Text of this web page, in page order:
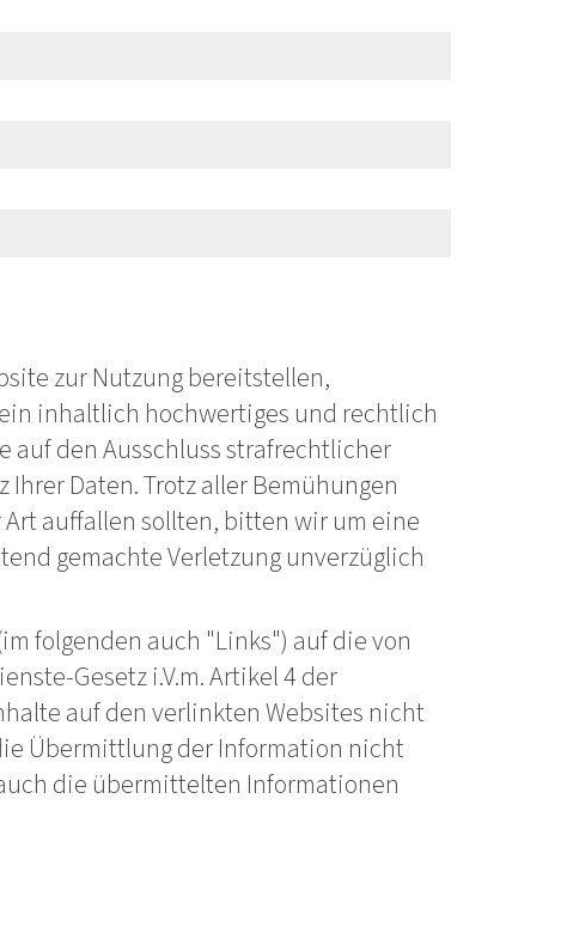
zur Nutzung bereitstellen,
inhaltlich hochwertiges und rechtlich
auf den Ausschluss strafrechtlicher
Daten. Trotz aller Bemühungen
auffallen sollten, bitten wir um eine
gemachte Verletzung unverzüglich
folgenden auch "Links") auf die von
Gesetz i.V.m. Artikel 4 der
auf den verlinkten Websites nicht
Übermittlung der Information nicht
die übermittelten Informationen